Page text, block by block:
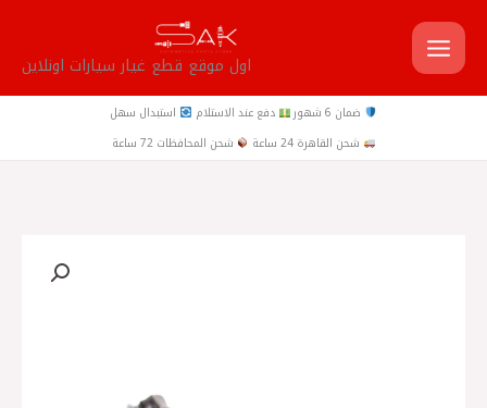
تخطي
إلى
المحتوى
اول موقع قطع غيار سيارات اونلاين
ضمان 6 شهور دفع عند الاستلام
استبدال سهل
شحن القاهرة 24 ساعة
شحن المحافظات 72 ساعة